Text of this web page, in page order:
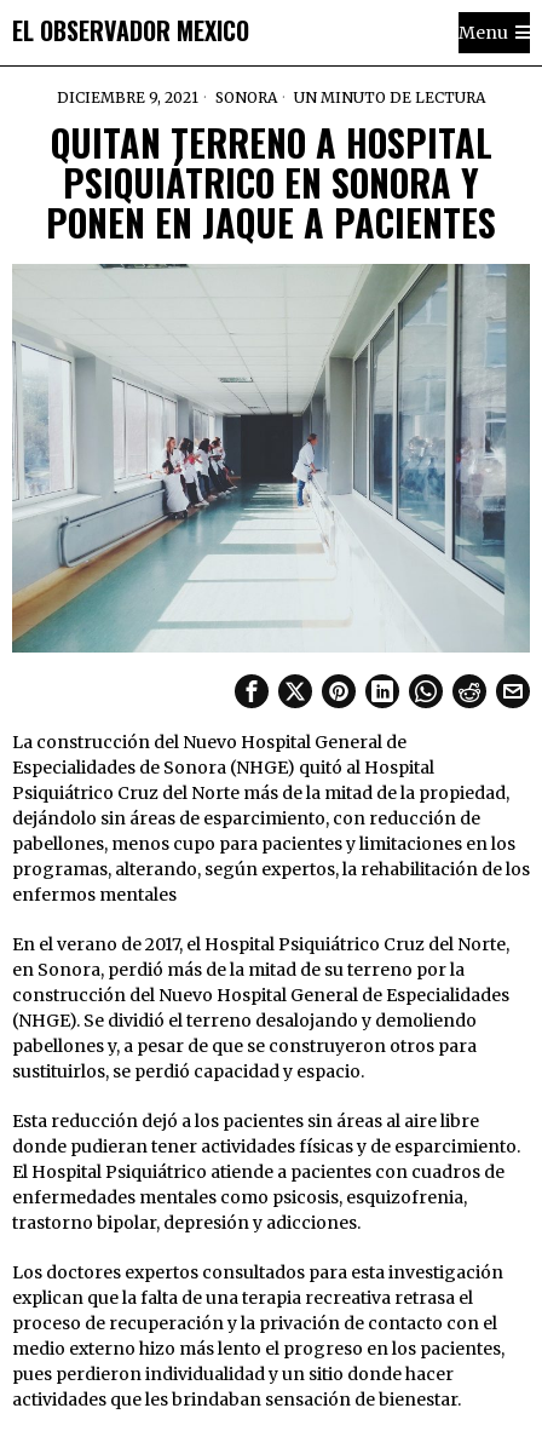
EL OBSERVADOR MEXICO Menu
DICIEMBRE 9, 2021 SONORA UN MINUTO DE LECTURA
QUITAN TERRENO A HOSPITAL
PSIQUIÁTRICO EN SONORA Y
PONEN EN JAQUE A PACIENTES
La construcción del Nuevo Hospital General de
Especialidades de Sonora (NHGE) quitó al Hospital
Psiquiátrico Cruz del Norte más de la mitad de la propiedad,
dejándolo sin áreas de esparcimiento, con reducción de
pabellones, menos cupo para pacientes y limitaciones en los
programas, alterando, según expertos, la rehabilitación de los
enfermos mentales
En el verano de 2017, el Hospital Psiquiátrico Cruz del Norte,
en Sonora, perdió más de la mitad de su terreno por la
construcción del Nuevo Hospital General de Especialidades
(NHGE). Se dividió el terreno desalojando y demoliendo
pabellones y, a pesar de que se construyeron otros para
sustituirlos, se perdió capacidad y espacio.
Esta reducción dejó a los pacientes sin áreas al aire libre
donde pudieran tener actividades físicas y de esparcimiento.
El Hospital Psiquiátrico atiende a pacientes con cuadros de
enfermedades mentales como psicosis, esquizofrenia,
trastorno bipolar, depresión y adicciones.
Los doctores expertos consultados para esta investigación
explican que la falta de una terapia recreativa retrasa el
proceso de recuperación y la privación de contacto con el
medio externo hizo más lento el progreso en los pacientes,
pues perdieron individualidad y un sitio donde hacer
actividades que les brindaban sensación de bienestar.